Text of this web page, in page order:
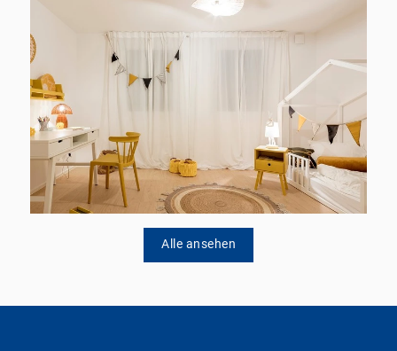
Alle ansehen